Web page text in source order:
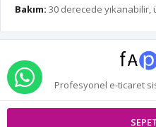
Bakım: 30 derecede yıkanabilir,
Profesyonel e-ticaret